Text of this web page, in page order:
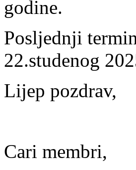
godine.
Posljednji
22.studenog
Lijep pozdrav,
Cari membri,